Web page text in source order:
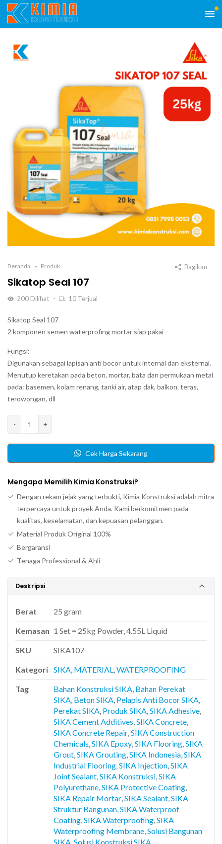
Beranda Produk
Sikatop Seal 107
200 Dilihat 10 Terjual
Sikatop Seal 107
2 komponen semen waterprofing mortar siap pakai
Fungsi:
Digunakan sebagai lapisan anti bocor untuk internal dan eksternal.
Menutup keretakan pada beton, mortar, bata dan permukaan metal
pada: basemen, kolam renang, tanki air, atap dak, balkon, teras,
terowongan, dll
-
Sikatop
Seal
+
Cek Harga Sekarang
Mengapa Memilih Kimia Konstruksi?
Dengan rekam jejak yang terbukti, Kimia Konstruksi adalah mitra
terpercaya untuk proyek Anda. Kami berkomitmen pada
kualitas, keselamatan, dan kepuasan pelanggan.
Material Produk Original 100%
Bergaransi
Tenaga Professional & Ahli
Bagikan
Deskripsi
Berat 25 gram
Kemasan 1 Set = 25kg Powder, 4.55L Liquid
SKU SIKA107
Kategori SIKA, MATERIAL,WATERPROOFING
Tag Bahan Konstruksi SIKA, Bahan Perekat
SIKA, Beton SIKA, Pelapis Anti Bocor SIKA,
Perekat SIKA, Produk SIKA,SIKA Adhesive,
SIKA Cement Additives,SIKA Concrete,
SIKA Concrete Repair,SIKA Construction
Chemicals,SIKA Epoxy,SIKA Flooring,SIKA
Grout,SIKA Grouting,SIKA Indonesia,SIKA
Industrial Flooring,SIKA Injection,SIKA
Joint Sealant,SIKA Konstruksi,SIKA
Polyurethane,SIKA Protective Coating,
SIKA Repair Mortar,SIKA Sealant,SIKA
Struktur Bangunan,SIKA Waterproof
Coating,SIKA Waterproofing,SIKA
Waterproofing Membrane,Solusi Bangunan
SIKA,Solusi Konstruksi SIKA